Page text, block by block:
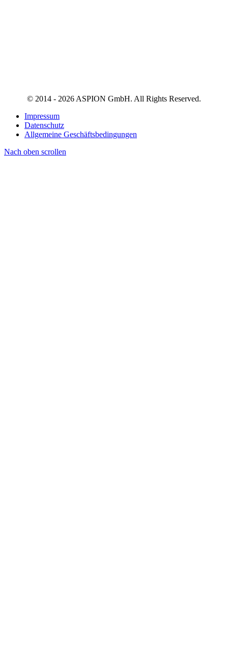
© 2014 - 2026 ASPION GmbH. All Rights Reserved.
Impressum
Datenschutz
Allgemeine Geschäftsbedingungen
Nach oben scrollen